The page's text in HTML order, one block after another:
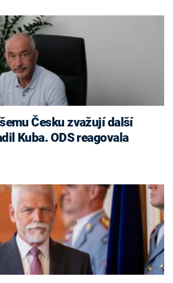
Kuba. ODS reagovala